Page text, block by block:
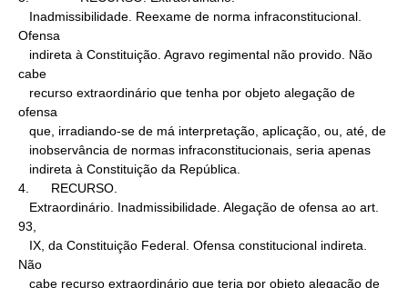
Ofensa
cabe
ofensa
4.      RECURSO.
93,
Não